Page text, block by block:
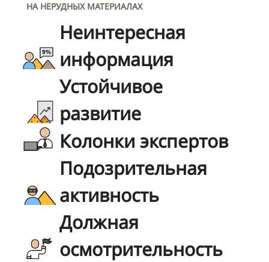
НА НЕРУДНЫХ МАТЕРИАЛАХ
Неинтересная
информация
Устойчивое
развитие
Колонки экспертов
Подозрительная
активность
Должная
осмотрительность